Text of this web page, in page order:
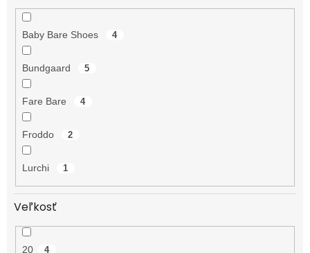
Baby Bare Shoes 4
Bundgaard 5
Fare Bare 4
Froddo 2
Lurchi 1
Veľkosť
20 4